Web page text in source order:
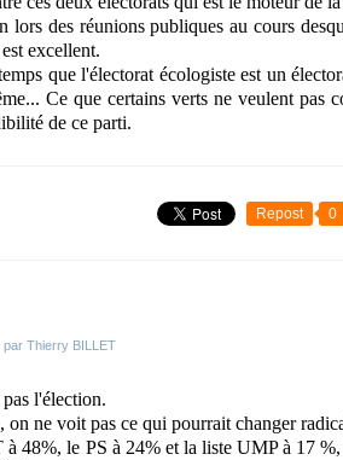
lors des réunions publiques au cours
excellent.
que l'électorat écologiste est un
Ce que certains verts ne veulent pas
de ce parti.
Repost 0
par Thierry BILLET
l'élection.
on ne voit pas ce qui pourrait changer
48%, le PS à 24% et la liste UMP à 17 %,